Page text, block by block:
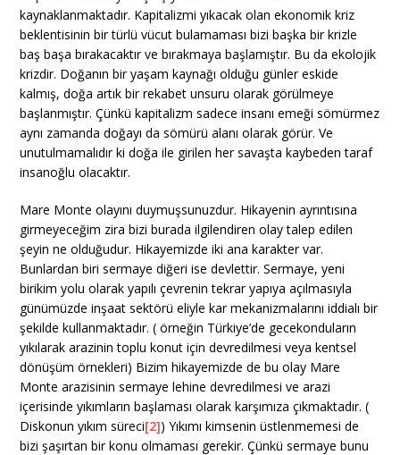
kaynaklanmaktadır. Kapitalizmi yıkacak olan ekonomik kriz
beklentisinin bir türlü vücut bulamaması bizi başka bir krizle
baş başa bırakacaktır ve bırakmaya başlamıştır. Bu da ekolojik
krizdir. Doğanın bir yaşam kaynağı olduğu günler eskide
kalmış, doğa artık bir rekabet unsuru olarak görülmeye
başlanmıştır. Çünkü kapitalizm sadece insanı emeği sömürmez
aynı zamanda doğayı da sömürü alanı olarak görür. Ve
unutulmamalıdır ki doğa ile girilen her savaşta kaybeden taraf
insanoğlu olacaktır.
Mare Monte olayını duymuşsunuzdur. Hikayenin ayrıntısına
girmeyeceğim zira bizi burada ilgilendiren olay talep edilen
şeyin ne olduğudur. Hikayemizde iki ana karakter var.
Bunlardan biri sermaye diğeri ise devlettir. Sermaye, yeni
birikim yolu olarak yapılı çevrenin tekrar yapıya açılmasıyla
günümüzde inşaat sektörü eliyle kar mekanizmalarını iddialı bir
şekilde kullanmaktadır. ( örneğin Türkiye’de gecekonduların
yıkılarak arazinin toplu konut için devredilmesi veya kentsel
dönüşüm örnekleri) Bizim hikayemizde de bu olay Mare
Monte arazisinin sermaye lehine devredilmesi ve arazi
içerisinde yıkımların başlaması olarak karşımıza çıkmaktadır. (
Diskonun yıkım süreci[2]) Yıkımı kimsenin üstlenmemesi de
bizi şaşırtan bir konu olmaması gerekir. Çünkü sermaye bunu